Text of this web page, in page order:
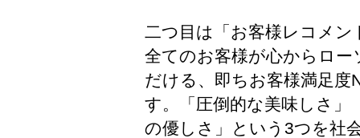
二つ目は「お客様レコメン
全てのお客様が心からロ
だける、即ちお客様満足
す。「圧倒的な美味しさ」
の優しさ」という3つを社